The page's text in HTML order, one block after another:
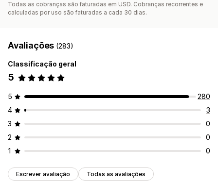
Todas as cobranças são faturadas em USD. Cobranças recorrentes e
calculadas por uso são faturadas a cada 30 dias.
Avaliações (283)
Classificação geral
5
5
280
4
3
3
0
2
0
1
0
Escrever avaliação Todas as avaliações